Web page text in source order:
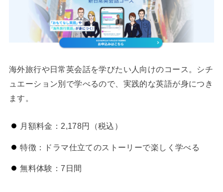
海外旅行や日常英会話を学びたい人向けのコース。シチ
ュエーション別で学べるので、実践的な英語が身につき
ます。
月額料金：2,178円（税込）
特徴：ドラマ仕立てのストーリーで楽しく学べる
無料体験：7日間